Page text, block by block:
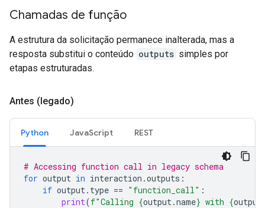
Chamadas de função
A estrutura da solicitação permanece inalterada, mas a
resposta substitui o conteúdo outputs simples por
etapas estruturadas.
Antes (legado)
Python JavaScript REST
# Accessing function call in legacy schema
for output in interaction .outputs :
if output. type == "function_call" :
print(f"Calling {output.name} with {output